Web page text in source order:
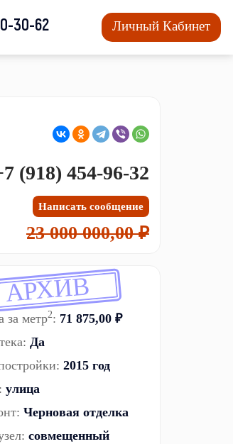
30-62 Личный Кабинет
(918) 454-96-32
Написать сообщение
23 000 000,00 ₽
АРХИВ
за метр2: 71 875,00 ₽
Да
2015 год
улица
Черновая отделка
совмещенный